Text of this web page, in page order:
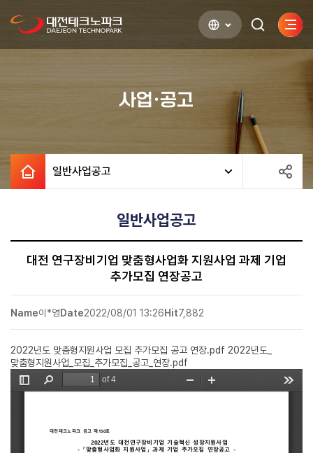
검색하기사이
열기
사업·공고
일반사업공고
일반사업공고
대전 연구장비기업 맞춤형사업화 지원사업 과제 기업
추가모집 연장공고
Name이*영Date2022/08/01 13:26Hit7,882
2022년도 맞춤형지원사업 모집 추가모집 공고 연장.pdf 2022년도_
맞춤형지원사업_모집_추가모집_공고_연장.pdf